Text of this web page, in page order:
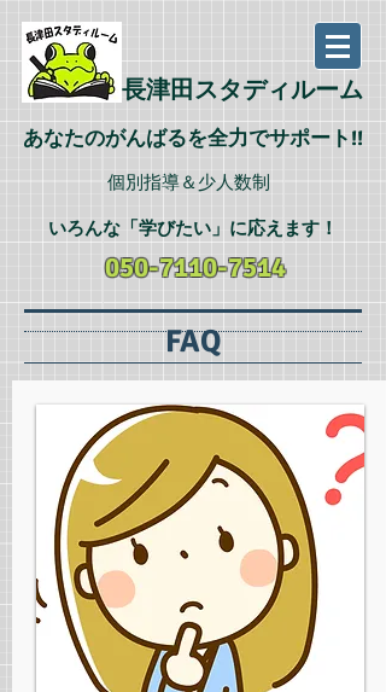
長津田スタディルーム
あなたのがんばるを全力でサポート!!
個別指導＆少人数制
いろんな「学びたい 」に応えます ！
050-7110-7514
FAQ